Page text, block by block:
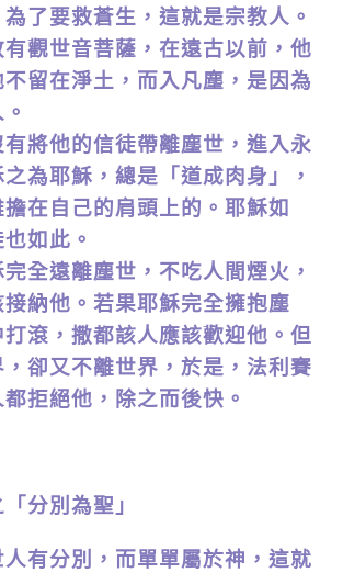
了要救蒼生，這就是宗教人。
世音菩薩，在遠古以前，他
留在淨土，而入凡塵，是因為
他的信徒帶離塵世，進入永
為耶穌，總是「道成肉身」，
在自己的肩頭上的。耶穌如
如此。
遠離塵世，不吃人間煙火，
納他。若果耶穌完全擁抱塵
滾，撒都該人應該歡迎他。但
卻又不離世界，於是，法利賽
拒絕他，除之而後快。
分別為聖」
分別，而單單屬於神，這就